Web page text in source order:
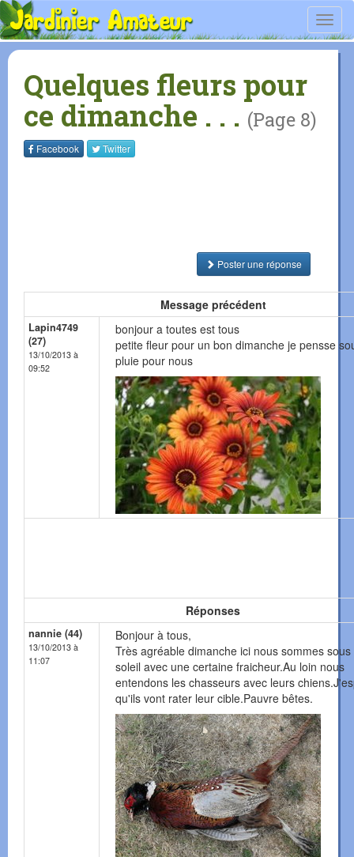
Quelques fleurs pour
ce dimanche . . . (Page 8)
Facebook Twitter
Poster une réponse
Message précédent
Lapin4749
(27)
13/10/2013 à
09:52
bonjour a toutes est tous
petite fleur pour un bon dimanche je pensse
pluie pour nous
Réponses
nannie (44)
13/10/2013 à
11:07
Bonjour à tous,
Très agréable dimanche ici nous sommes sous
soleil avec une certaine fraicheur.Au loin nous
entendons les chasseurs avec leurs
qu'ils vont rater leur cible.Pauvre bêtes.